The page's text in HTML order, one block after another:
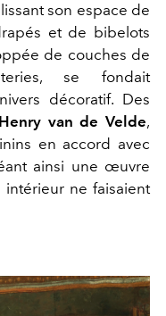
son espace de
et de bibelots
de couches de
se fondait
décoratif. Des
Henry van de Velde,
en accord avec
ainsi une œuvre
ne faisaient